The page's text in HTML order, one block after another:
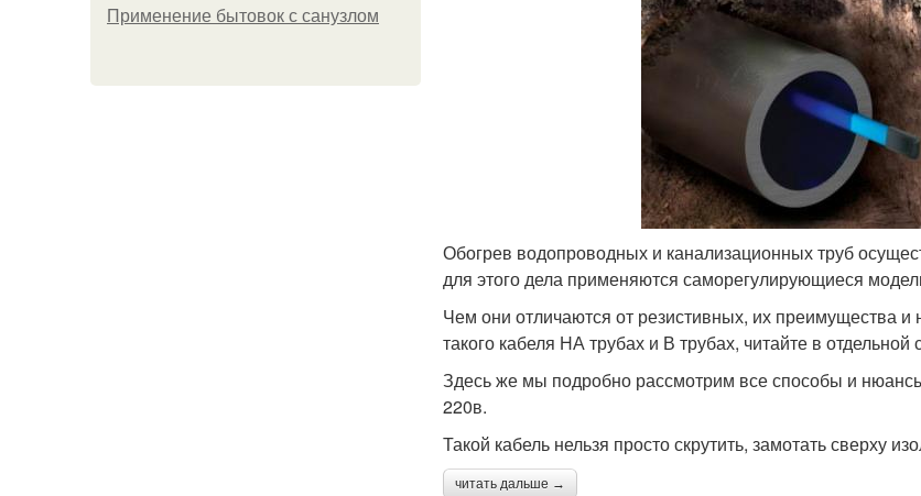
Применение бытовок с санузлом
Обогрев водопроводных и канализационных труб
для этого дела применяются саморегулирующиеся
Чем они отличаются от резистивных, их преимущества
такого кабеля НА трубах и В трубах, читайте в отдельной
Здесь же мы подробно рассмотрим все способы и
220в.
Такой кабель нельзя просто скрутить, замотать сверху
читать дальше →